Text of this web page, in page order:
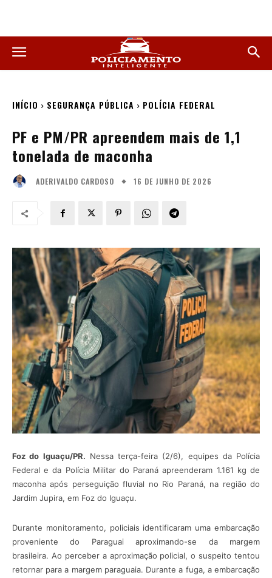
INÍCIO SEGURANÇA PÚBLICA POLÍCIA FEDERAL
PF e PM/PR apreendem mais de 1,1
tonelada de maconha
ADERIVALDO CARDOSO 16 DE JUNHO DE 2026
Foz do Iguaçu/PR. Nessa terça-feira (2/6), equipes da Polícia
Federal e da Polícia Militar do Paraná apreenderam 1.161 kg de
maconha após perseguição fluvial no Rio Paraná, na região do
Jardim Jupira, em Foz do Iguaçu.
Durante monitoramento, policiais identificaram uma embarcação
proveniente do Paraguai aproximando-se da margem
brasileira. Ao perceber a aproximação policial, o suspeito tentou
retornar para a margem paraguaia. Durante a fuga, a embarcação